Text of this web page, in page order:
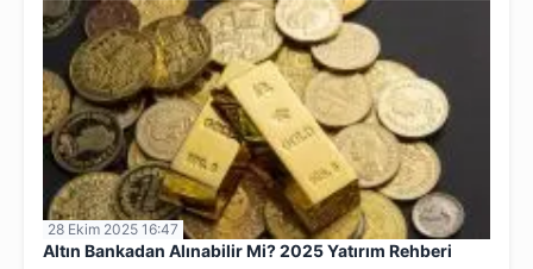
28 Ekim 2025 16:47
Altın Bankadan Alınabilir Mi? 2025 Yatırım Rehberi